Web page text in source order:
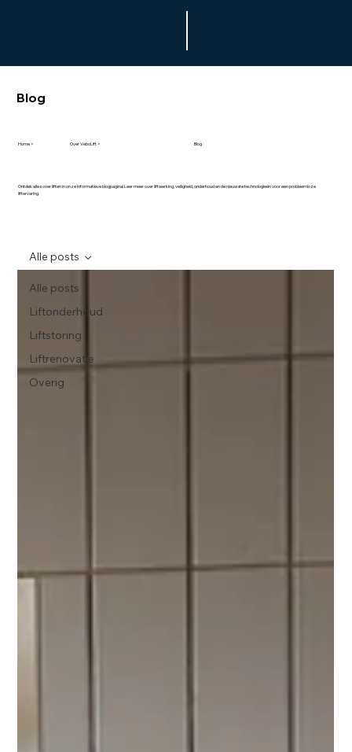
Blog
Home > Over VeboLift >
Ontdek alles over liften in onze informatieve blogpagina! Leer meer over liftwerking, veiligheid, onderhoud en de nieuwste technologieën voor een probleemloze
liftervaring.
Blog
Alle posts
Liftonderhoud
Liftstoring
Liftrenovatie
Overig
Alle posts